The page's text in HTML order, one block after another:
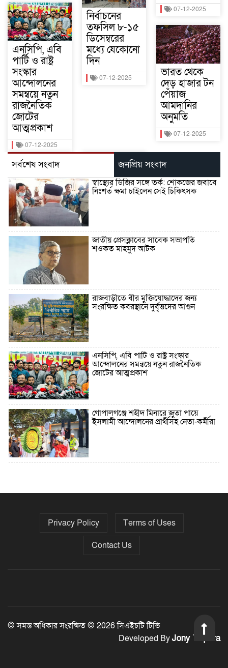
এনসিপি, এবি
পার্টি ও রাষ্ট্র
সংস্কার
আন্দোলনের
সমন্বয়ে নতুন
রাজনৈতিক
জোটের
আত্মপ্রকাশ
07-12-2025
নির্বাচনের
তফসিল ৮-১৫
ডিসেম্বরের
মধ্যে যেকোনো
দিন
07-12-2025
07-12-2025
ভারত থেকে
দেড় হাজার টন
পেঁয়াজ
আমদানির
অনুমতি
07-12-2025
সর্বশেষ সংবাদ জনপ্রিয় সংবাদ
স্বাস্থ্যের ডিজির সঙ্গে তর্ক: শোকজের জবাবে
নিঃশর্ত ক্ষমা চাইলেন সেই চিকিৎসক
জাতীয় প্রেসক্লাবের সাবেক সভাপতি
শওকত মাহমুদ আটক
রাজবাড়ীতে বীর মুক্তিযোদ্ধাদের জন্য
সংরক্ষিত কবরস্থানে দুর্বৃত্তদের আগুন
এনসিপি, এবি পার্টি ও রাষ্ট্র সংস্কার
আন্দোলনের সমন্বয়ে নতুন রাজনৈতিক
জোটের আত্মপ্রকাশ
গোপালগঞ্জে শহীদ মিনারে জুতা পায়ে
ইসলামী আন্দোলনের প্রার্থীসহ নেতা-কর্মীরা
নির্বাচনের তফসিল ৮-১৫ ডিসেম্বরের মধ্যে
Privacy Policy
Terms of Uses
Contact Us
© সমস্ত অধিকার সংরক্ষিত © 2026 সিএইচটি টিভি
Developed ByJony Tripura